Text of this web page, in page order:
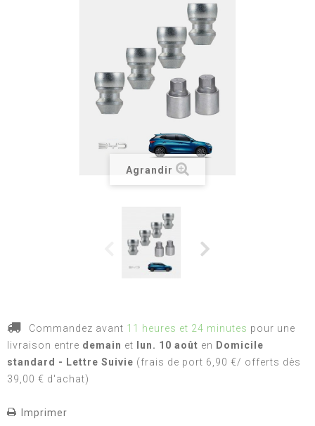
Agrandir
Commandez avant 11 heures et 24 minutes pour une
livraison entre demain et lun. 10 août en Domicile
standard - Lettre Suivie (frais de port 6,90 €/ offerts dès
39,00 € d'achat)
Imprimer